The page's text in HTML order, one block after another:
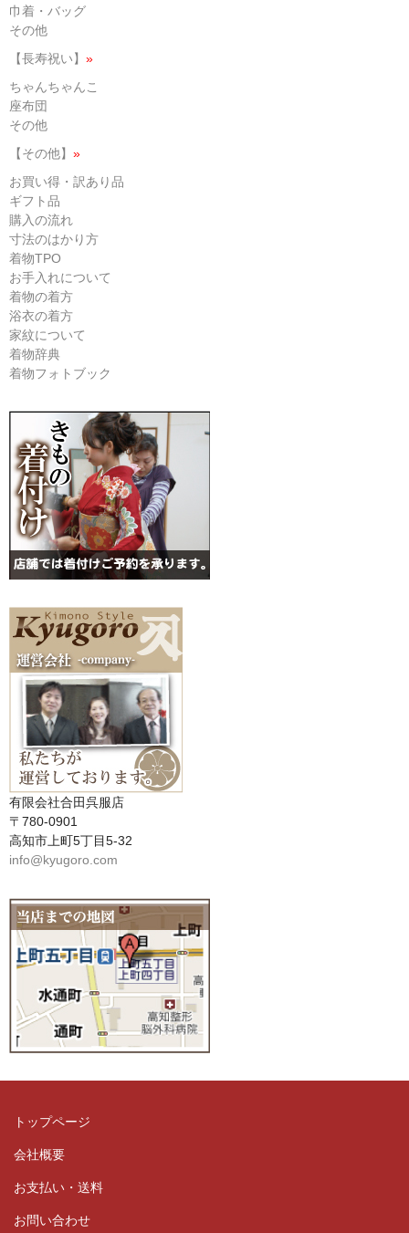
巾着・バッグ
その他
【長寿祝い】 »
ちゃんちゃんこ
座布団
その他
【その他】 »
お買い得・訳あり品
ギフト品
購入の流れ
寸法のはかり方
着物TPO
お手入れについて
着物の着方
浴衣の着方
家紋について
着物辞典
着物フォトブック
有限会社合田呉服店
〒780-0901
高知市上町5丁目5-32
info@kyugoro.com
トップページ
会社概要
お支払い・送料
お問い合わせ